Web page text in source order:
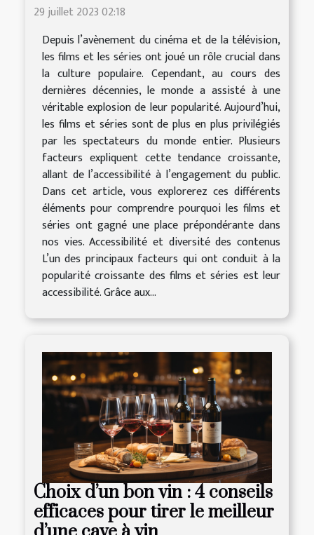
29 juillet 2023 02:18
Depuis l’avènement du cinéma et de la télévision,
les films et les séries ont joué un rôle crucial dans
la culture populaire. Cependant, au cours des
dernières décennies, le monde a assisté à une
véritable explosion de leur popularité. Aujourd’hui,
les films et séries sont de plus en plus privilégiés
par les spectateurs du monde entier. Plusieurs
facteurs expliquent cette tendance croissante,
allant de l’accessibilité à l’engagement du public.
Dans cet article, vous explorerez ces différents
éléments pour comprendre pourquoi les films et
séries ont gagné une place prépondérante dans
nos vies. Accessibilité et diversité des contenus
L’un des principaux facteurs qui ont conduit à la
popularité croissante des films et séries est leur
accessibilité. Grâce aux...
Choix d’un bon vin : 4 conseils
efficaces pour tirer le meilleur